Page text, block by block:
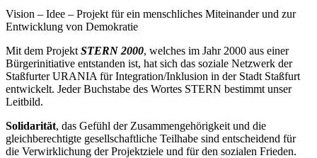
Vision – Idee – Projekt für ein menschliches Miteinander und zur
Entwicklung von Demokratie
Mit dem Projekt STERN 2000, welches im Jahr 2000 aus einer
Bürgerinitiative entstanden ist, hat sich das soziale Netzwerk der
Staßfurter URANIA für Integration/Inklusion in der Stadt Staßfurt
entwickelt. Jeder Buchstabe des Wortes STERN bestimmt unser
Leitbild.
Solidarität, das Gefühl der Zusammengehörigkeit und die
gleichberechtigte gesellschaftliche Teilhabe sind entscheidend für
die Verwirklichung der Projektziele und für den sozialen Frieden.